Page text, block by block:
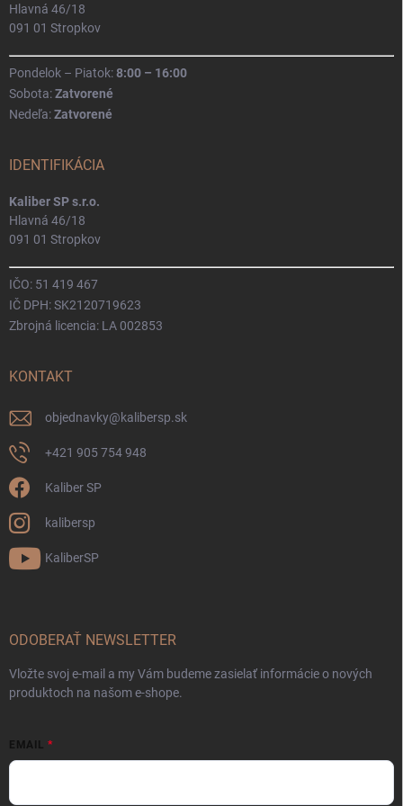
Hlavná 46/18
091 01 Stropkov
Pondelok – Piatok:8:00 – 16:00
Sobota:Zatvorené
Nedeľa:Zatvorené
IDENTIFIKÁCIA
Kaliber SP s.r.o.
Hlavná 46/18
091 01 Stropkov
IČO: 51 419 467
IČ DPH: SK2120719623
Zbrojná licencia: LA 002853
KONTAKT
objednavky@kalibersp.sk
+421 905 754 948
Kaliber SP
kalibersp
KaliberSP
ODOBERAŤ NEWSLETTER
Vložte svoj e-mail a my Vám budeme zasielať informácie o nových
produktoch na našom e-shope.
EMAIL